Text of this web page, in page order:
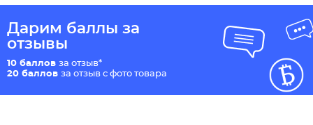
Дарим баллы за
отзывы
10 баллов за отзыв*
20 баллов за отзыв с фото товара